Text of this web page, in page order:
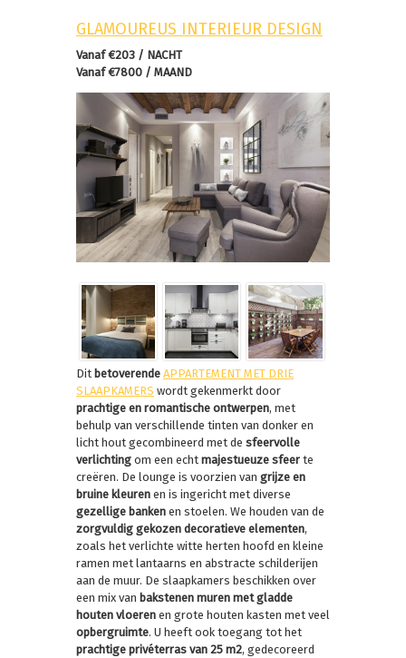
GLAMOUREUS INTERIEUR DESIGN
Vanaf €203 / NACHT
Vanaf €7800 / MAAND
Dit betoverende APPARTEMENT MET DRIE
SLAAPKAMERS wordt gekenmerkt door
prachtige en romantische ontwerpen, met
behulp van verschillende tinten van donker en
licht hout gecombineerd met de sfeervolle
verlichting om een echt majestueuze sfeer te
creëren. De lounge is voorzien van grijze en
bruine kleuren en is ingericht met diverse
gezellige banken en stoelen. We houden van de
zorgvuldig gekozen decoratieve elementen,
zoals het verlichte witte herten hoofd en kleine
ramen met lantaarns en abstracte schilderijen
aan de muur. De slaapkamers beschikken over
een mix van bakstenen muren met gladde
houten vloeren en grote houten kasten met veel
opbergruimte. U heeft ook toegang tot het
prachtige privéterras van 25 m2, gedecoreerd